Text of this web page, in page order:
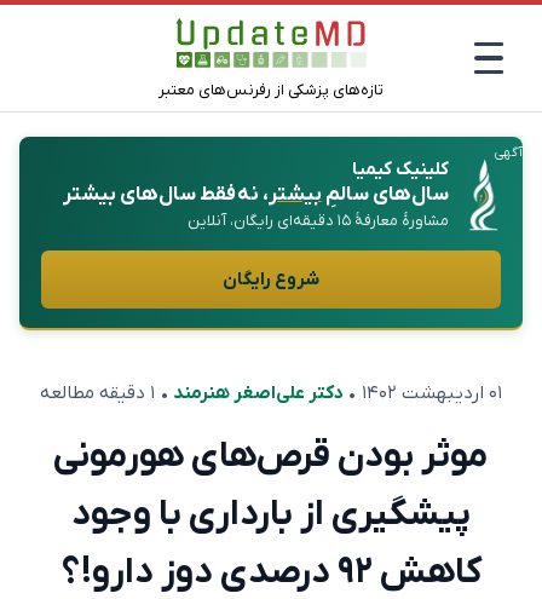
تازه‌های پزشکی از رفرنس‌های معتبر
آگهی
کلینیک کیمیا
سال‌های سالمِبیشتر، نه فقط سال‌های بیشتر
مشاورهٔ معارفهٔ ۱۵ دقیقه‌ای رایگان، آنلاین
شروع رایگان
۰۱ اردیبهشت ۱۴۰۲ • دکتر علی‌اصغر هنرمند • ۱ دقیقه مطالعه
موثر بودن قرص‌های هورمونی
پیشگیری از بارداری با وجود
کاهش ۹۲ درصدی دوز دارو!؟